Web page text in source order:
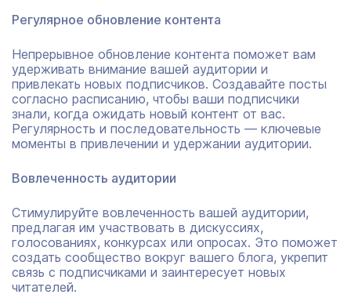
Регулярное обновление контента
Непрерывное обновление контента поможет вам
удерживать внимание вашей аудитории и
привлекать новых подписчиков. Создавайте посты
согласно расписанию, чтобы ваши подписчики
знали, когда ожидать новый контент от вас.
Регулярность и последовательность — ключевые
моменты в привлечении и удержании аудитории.
Вовлеченность аудитории
Стимулируйте вовлеченность вашей аудитории,
предлагая им участвовать в дискуссиях,
голосованиях, конкурсах или опросах. Это поможет
создать сообщество вокруг вашего блога, укрепит
связь с подписчиками и заинтересует новых
читателей.